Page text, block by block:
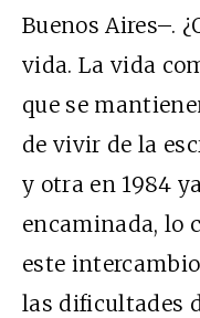
Buenos Aires–.
vida. La vida
que se
de vivir de la
y otra en 1984
encaminada, lo
este
las dificultades